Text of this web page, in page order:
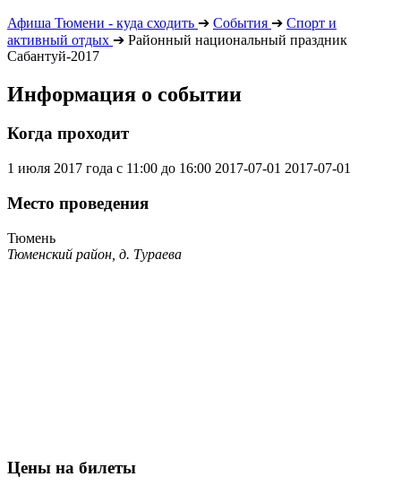
Афиша Тюмени - куда сходить ➔ События ➔ Спорт и
активный отдых ➔ Районный национальный праздник
Сабантуй-2017
Информация о событии
Когда проходит
1 июля 2017 года с 11:00 до 16:00 2017-07-01 2017-07-01
Место проведения
Тюмень
Тюменский район, д. Тураева
Цены на билеты